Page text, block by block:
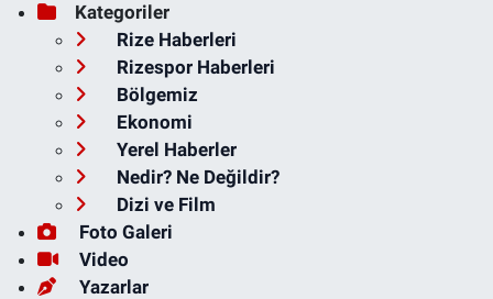
Kategoriler
Rize Haberleri
Rizespor Haberleri
Bölgemiz
Ekonomi
Yerel Haberler
Nedir? Ne Değildir?
Dizi ve Film
Foto Galeri
Video
Yazarlar